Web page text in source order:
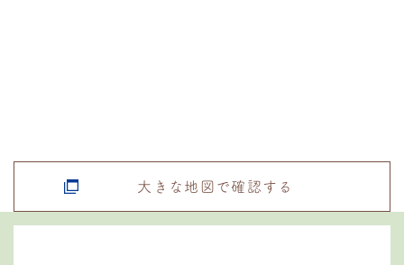
大きな地図で確認する